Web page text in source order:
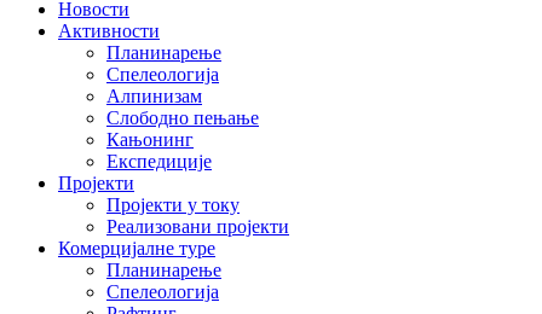
Новости
Активности
Планинарење
Спелеологија
Алпинизам
Слободно пењање
Кањонинг
Експедиције
Пројекти
Пројекти у току
Реализовани пројекти
Комерцијалне туре
Планинарење
Спелеологија